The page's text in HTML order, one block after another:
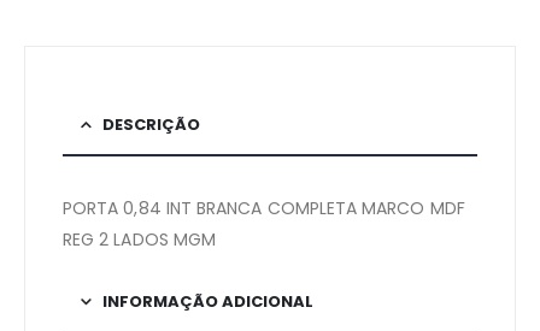
DESCRIÇÃO
PORTA 0,84 INT BRANCA COMPLETA MARCO MDF
REG 2 LADOS MGM
INFORMAÇÃO ADICIONAL